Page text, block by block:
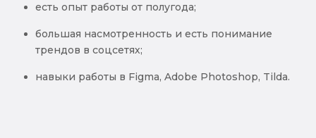
есть опыт работы от полугода;
большая насмотренность и есть понимание
трендов в соцсетях;
навыки работы в Figma, Adobe Photoshop, Tilda.